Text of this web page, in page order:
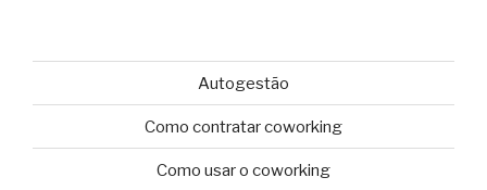
Autogestão
Como contratar coworking
Como usar o coworking